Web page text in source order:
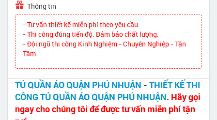
Thông tin
- Tư vấn thiết kế miễn phí theo yêu cầu.
- Thi công đúng tiến độ. Đảm bảo chất lượng.
- Đội ngũ thi công Kinh Nghiệm - Chuyên Nghiệp - Tận
Tâm.
TỦ QUẦN ÁO QUẬN PHÚ NHUẬN - THIẾT KẾ THI
CÔNG TỦ QUẦN ÁO QUẬN PHÚ NHUẬN. Hãy gọi
ngay cho chúng tôi để được tư vấn miễn phí tận